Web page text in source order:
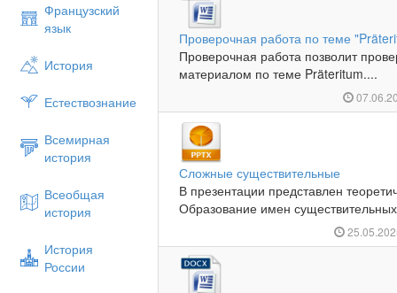
Французский
язык
История
Естествознание
Всемирная
история
Всеобщая
история
История
России
Проверочная работа по теме
Проверочная работа позволит
материалом по теме Präteritum....
Сложные существительные
В презентации представлен
Образование имен